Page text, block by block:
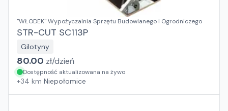
"WŁODEK" Wypożyczalnia Sprzętu Budowlanego i Ogrodniczego
STR-CUT SC113P
Gilotyny
80.00 zł/dzień
Dostępność aktualizowana na żywo
+34 km Niepołomice